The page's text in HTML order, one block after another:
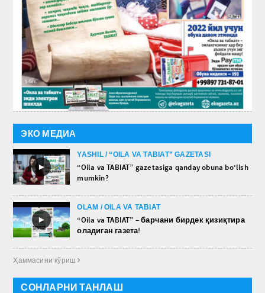
ЭКО МЕДИА
►
YASHIL / “OILA VA TABIAT” GAZETASI
“Oila va TABIAT” gazetasiga qanday obuna bo‘lish
mumkin?
►
OLAM / OILA VA TABIAT
“Oila va TABIAT” – барчани бирдек қизиқтира
оладиган газета!
Ҳаммасини кўриш 
СОНЛАРНИ ТАНЛАШ